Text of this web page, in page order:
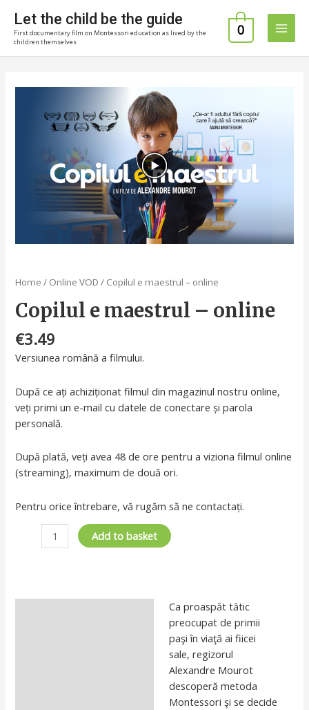
content
Let the child be the guide
First documentary film on Montessori education as lived by the
children themselves
0
Main
Home / Online VOD / Copilul e maestrul – online
Copilul e maestrul – online
€3.49
Versiunea română a filmului.
După ce ați achiziționat filmul din magazinul nostru online,
veți primi un e-mail cu datele de conectare și parola
personală.
După plată, veți avea 48 de ore pentru a viziona filmul online
(streaming), maximum de două ori.
Pentru orice întrebare, vă rugăm să ne contactați.
Add to basket
Ca proaspăt tătic
preocupat de primii
paşi în viaţă ai fiicei
sale, regizorul
Alexandre Mourot
descoperă metoda
Montessori şi se decide